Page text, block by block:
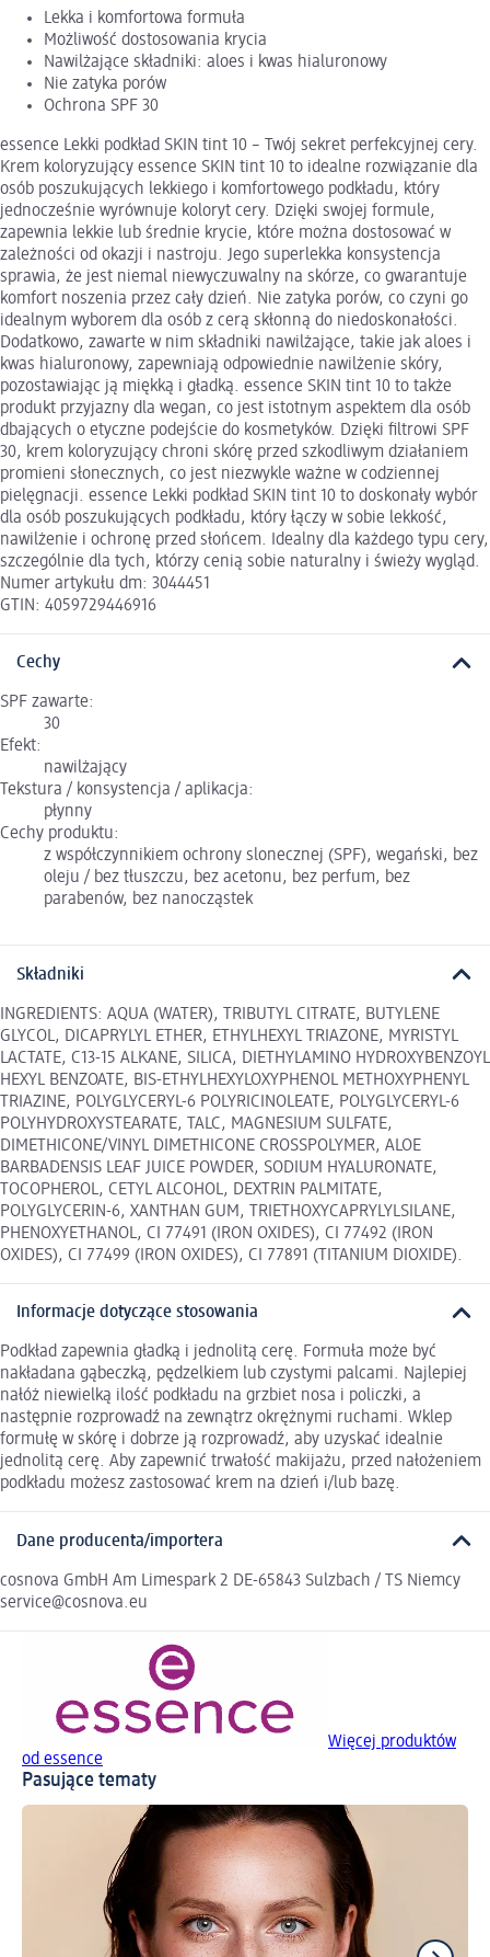
Lekka i komfortowa formuła
Możliwość dostosowania krycia
Nawilżające składniki: aloes i kwas hialuronowy
Nie zatyka porów
Ochrona SPF 30
essence Lekki podkład SKIN tint 10 – Twój sekret perfekcyjnej cery.
Krem koloryzujący essence SKIN tint 10 to idealne rozwiązanie dla
osób poszukujących lekkiego i komfortowego podkładu, który
jednocześnie wyrównuje koloryt cery. Dzięki swojej formule,
zapewnia lekkie lub średnie krycie, które można dostosować w
zależności od okazji i nastroju. Jego superlekka konsystencja
sprawia, że jest niemal niewyczuwalny na skórze, co gwarantuje
komfort noszenia przez cały dzień. Nie zatyka porów, co czyni go
idealnym wyborem dla osób z cerą skłonną do niedoskonałości.
Dodatkowo, zawarte w nim składniki nawilżające, takie jak aloes i
kwas hialuronowy, zapewniają odpowiednie nawilżenie skóry,
pozostawiając ją miękką i gładką. essence SKIN tint 10 to także
produkt przyjazny dla wegan, co jest istotnym aspektem dla osób
dbających o etyczne podejście do kosmetyków. Dzięki filtrowi SPF
30, krem koloryzujący chroni skórę przed szkodliwym działaniem
promieni słonecznych, co jest niezwykle ważne w codziennej
pielęgnacji. essence Lekki podkład SKIN tint 10 to doskonały wybór
dla osób poszukujących podkładu, który łączy w sobie lekkość,
nawilżenie i ochronę przed słońcem. Idealny dla każdego typu cery,
szczególnie dla tych, którzy cenią sobie naturalny i świeży wygląd.
Numer artykułu dm: 3044451
GTIN: 4059729446916
Cechy
SPF zawarte:
30
Efekt:
nawilżający
Tekstura / konsystencja / aplikacja:
płynny
Cechy produktu:
z współczynnikiem ochrony slonecznej (SPF), wegański, bez
oleju / bez tłuszczu, bez acetonu, bez perfum, bez
parabenów, bez nanocząstek
Składniki
INGREDIENTS: AQUA (WATER), TRIBUTYL CITRATE, BUTYLENE
GLYCOL, DICAPRYLYL ETHER, ETHYLHEXYL TRIAZONE, MYRISTYL
LACTATE, C13-15 ALKANE, SILICA, DIETHYLAMINO HYDROXYBENZOYL
HEXYL BENZOATE, BIS-ETHYLHEXYLOXYPHENOL METHOXYPHENYL
TRIAZINE, POLYGLYCERYL-6 POLYRICINOLEATE, POLYGLYCERYL-6
POLYHYDROXYSTEARATE, TALC, MAGNESIUM SULFATE,
DIMETHICONE/VINYL DIMETHICONE CROSSPOLYMER, ALOE
BARBADENSIS LEAF JUICE POWDER, SODIUM HYALURONATE,
TOCOPHEROL, CETYL ALCOHOL, DEXTRIN PALMITATE,
POLYGLYCERIN-6, XANTHAN GUM, TRIETHOXYCAPRYLYLSILANE,
PHENOXYETHANOL, CI 77491 (IRON OXIDES), CI 77492 (IRON
OXIDES), CI 77499 (IRON OXIDES), CI 77891 (TITANIUM DIOXIDE).
Informacje dotyczące stosowania
Podkład zapewnia gładką i jednolitą cerę. Formuła może być
nakładana gąbeczką, pędzelkiem lub czystymi palcami. Najlepiej
nałóż niewielką ilość podkładu na grzbiet nosa i policzki, a
następnie rozprowadź na zewnątrz okrężnymi ruchami. Wklep
formułę w skórę i dobrze ją rozprowadź, aby uzyskać idealnie
jednolitą cerę. Aby zapewnić trwałość makijażu, przed nałożeniem
podkładu możesz zastosować krem na dzień i/lub bazę.
Dane producenta/importera
cosnova GmbH Am Limespark 2 DE-65843 Sulzbach / TS Niemcy
service@cosnova.eu
Więcej produktów
od essence
Pasujące tematy